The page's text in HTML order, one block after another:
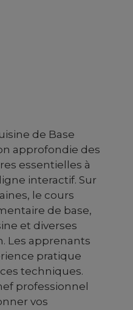
de Base
approfondie des
essentielles à
interactif. Sur
le cours
de base,
et diverses
Les apprenants
pratique
techniques.
professionnel
vos